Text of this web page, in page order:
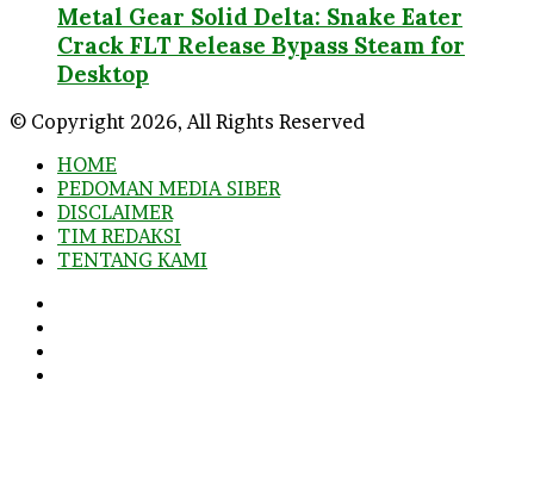
Metal Gear Solid Delta: Snake Eater
Crack FLT Release Bypass Steam for
Desktop
© Copyright 2026, All Rights Reserved
HOME
PEDOMAN MEDIA SIBER
DISCLAIMER
TIM REDAKSI
TENTANG KAMI